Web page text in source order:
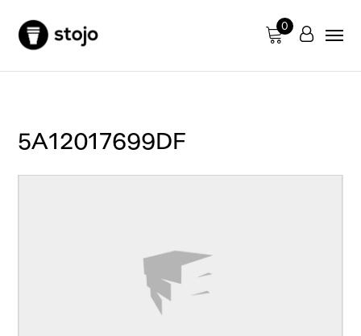
0
5A12017699DF